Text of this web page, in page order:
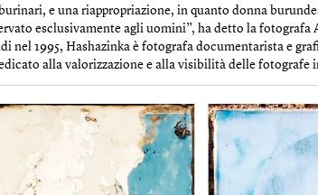
e una riappropriazione, in quanto donna
esclusivamente agli uomini”, ha detto la fotografa
nel 1995, Hashazinka è fotografa documentarista e
alla valorizzazione e alla visibilità delle fotografe